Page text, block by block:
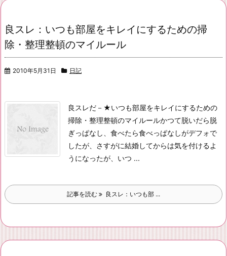
良スレ：いつも部屋をキレイにするための掃
除・整理整頓のマイルール
2010年5月31日 日記
良スレだ－ ★いつも部屋をキレイにするための
掃除・整理整頓のマイルールかつて脱いだら脱
ぎっぱなし、食べたら食べっぱなしがデフォで
したが、 さすがに結婚してからは気を付けるよ
うになったが、 いつ ...
記事を読む 良スレ：いつも部 ...